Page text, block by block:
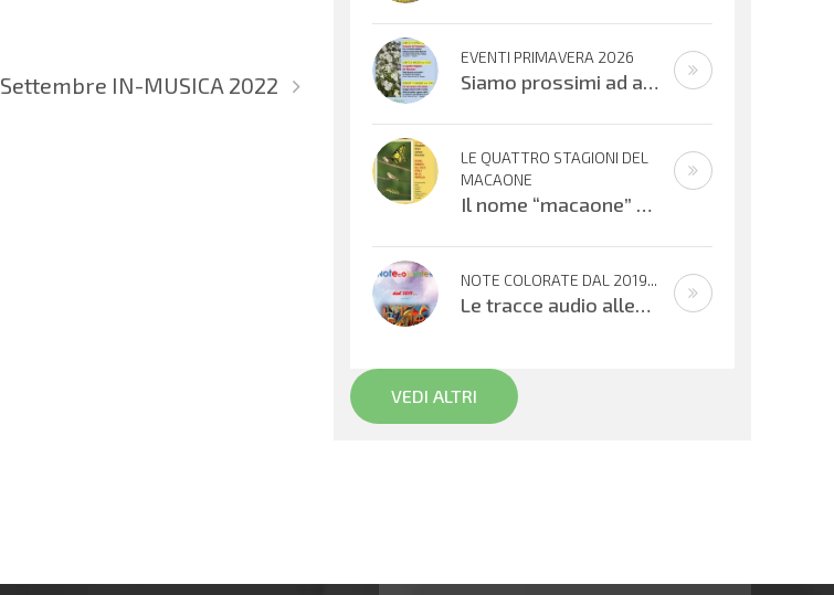
Settembre IN-MUSICA 2022
EVENTI PRIMAVERA 2026
Siamo prossimi ad alcuni appuntamenti musicali offerti dai bambini, ragazzi e adulti che cantano e suonano. Si inizierà con il
LE QUATTRO STAGIONI DEL
MACAONE
Il nome “macaone” deriva dalla mitologia greca: Macaone era un abile medico e guerriero e il nome della farfalla
NOTE COLORATE DAL 2019...
Le tracce audio allegate sono promemoria di percorsi didattici realizzati
VEDI ALTRI